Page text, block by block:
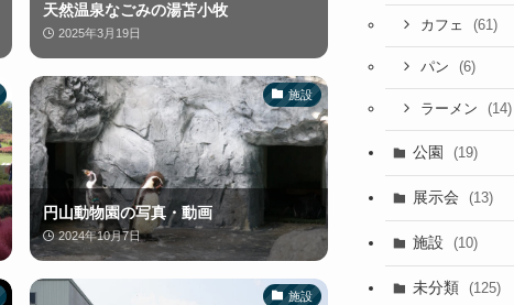
天然温泉なごみの湯苫小牧
2025年3月19日
施設
円山動物園の写真・動画
2024年10月7日
施設
カフェ (61)
パン (6)
ラーメン (14)
公園 (19)
展示会 (13)
施設 (10)
未分類 (125)